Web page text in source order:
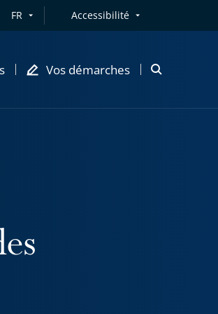
FR Accessibilité
Vos démarches
Ouvrir